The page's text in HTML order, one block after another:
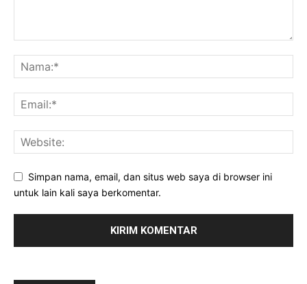
Simpan nama, email, dan situs web saya di browser ini
untuk lain kali saya berkomentar.